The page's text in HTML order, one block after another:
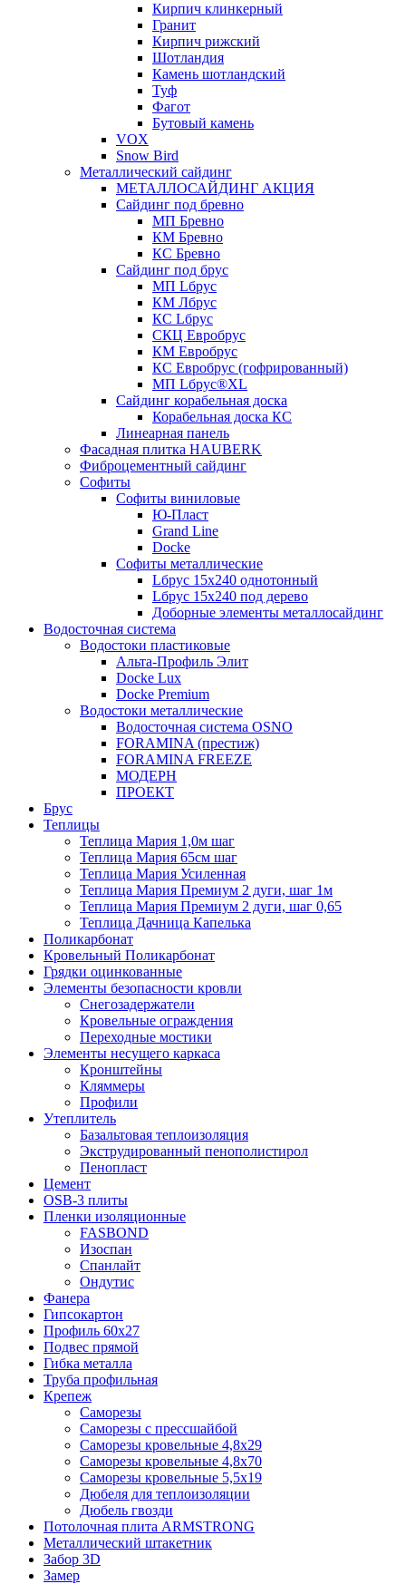
Кирпич клинкерный
Гранит
Кирпич рижский
Шотландия
Камень шотландский
Туф
Фагот
Бутовый камень
VOX
Snow Bird
Металлический сайдинг
МЕТАЛЛОСАЙДИНГ АКЦИЯ
Сайдинг под бревно
МП Бревно
КМ Бревно
КС Бревно
Сайдинг под брус
МП Lбрус
КМ Лбрус
КС Lбрус
СКЦ Евробрус
КМ Евробрус
КС Евробрус (гофрированный)
МП Lбрус®XL
Сайдинг корабельная доска
Корабельная доска КС
Линеарная панель
Фасадная плитка HAUBERK
Фиброцементный сайдинг
Софиты
Софиты виниловые
Ю-Пласт
Grand Line
Docke
Софиты металлические
Lбрус 15x240 однотонный
Lбрус 15x240 под дерево
Доборные элементы металлосайдинг
Водосточная система
Водостоки пластиковые
Альта-Профиль Элит
Docke Lux
Docke Premium
Водостоки металлические
Водосточная система OSNO
FORAMINA (престиж)
FORAMINA FREEZE
МОДЕРН
ПРОЕКТ
Брус
Теплицы
Теплица Мария 1,0м шаг
Теплица Мария 65см шаг
Теплица Мария Усиленная
Теплица Мария Премиум 2 дуги, шаг 1м
Теплица Мария Премиум 2 дуги, шаг 0,65
Теплица Дачница Капелька
Поликарбонат
Кровельный Поликарбонат
Грядки оцинкованные
Элементы безопасности кровли
Снегозадержатели
Кровельные ограждения
Переходные мостики
Элементы несущего каркаса
Кронштейны
Кляммеры
Профили
Утеплитель
Базальтовая теплоизоляция
Экструдированный пенополистирол
Пенопласт
Цемент
OSB-3 плиты
Пленки изоляционные
FASBOND
Изоспан
Спанлайт
Ондутис
Фанера
Гипсокартон
Профиль 60х27
Подвес прямой
Гибка металла
Труба профильная
Крепеж
Саморезы
Саморезы с прессшайбой
Саморезы кровельные 4,8х29
Саморезы кровельные 4,8х70
Саморезы кровельные 5,5х19
Дюбеля для теплоизоляции
Дюбель гвозди
Потолочная плита ARMSTRONG
Металлический штакетник
Забор 3D
Замер